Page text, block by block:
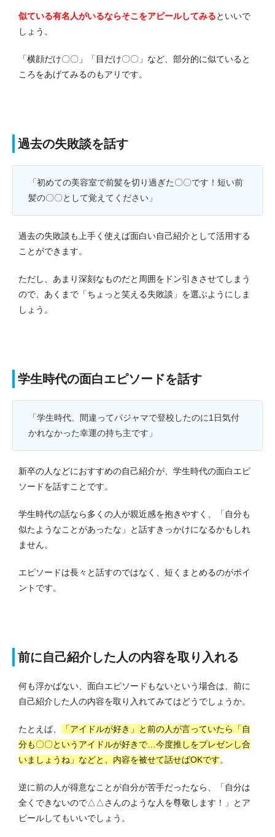
似ている有名人がいるならそこをアピールしてみるといいで
しょう。
「横顔だけ〇〇」「目だけ〇〇」など、部分的に似ていると
ころをあげてみるのもアリです。
過去の失敗談を話す
「初めての美容室で前髪を切り過ぎた〇〇です！短い前
髪の〇〇として覚えてください」
過去の失敗談も上手く使えば面白い自己紹介として活用する
ことができます。
ただし、あまり深刻なものだと周囲をドン引きさせてしまう
ので、あくまで「ちょっと笑える失敗談」を選ぶようにしま
しょう。
学生時代の面白エピソードを話す
「学生時代、間違ってパジャマで登校したのに1日気付
かれなかった幸運の持ち主です」
新卒の人などにおすすめの自己紹介が、学生時代の面白エピ
ソードを話すことです。
学生時代の話なら多くの人が親近感を抱きやすく、「自分も
似たようなことがあったな」と話すきっかけになるかもしれ
ません。
エピソードは長々と話すのではなく、短くまとめるのがポイ
ントです。
前に自己紹介した人の内容を取り入れる
何も浮かばない、面白エピソードもないという場合は、前に
自己紹介した人の内容を取り入れてみてはどうでしょうか。
たとえば、
「アイドルが好き」と前の人が言っていたら「自
分も〇〇というアイドルが好きで…今度推しをプレゼンし合
いましょうね」などと、内容を被せて話せばOKです。
逆に前の人が得意なことが自分が苦手だったなら、「自分は
全くできないので△△さんのような人を尊敬します！」とア
ピールしてもいいでしょう。